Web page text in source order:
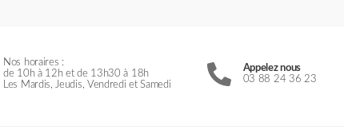
Nos horaires :
de 10h à 12h et de 13h30 à 18h
Les Mardis, Jeudis, Vendredi et Samedi
Appelez nous
03 88 24 36 23